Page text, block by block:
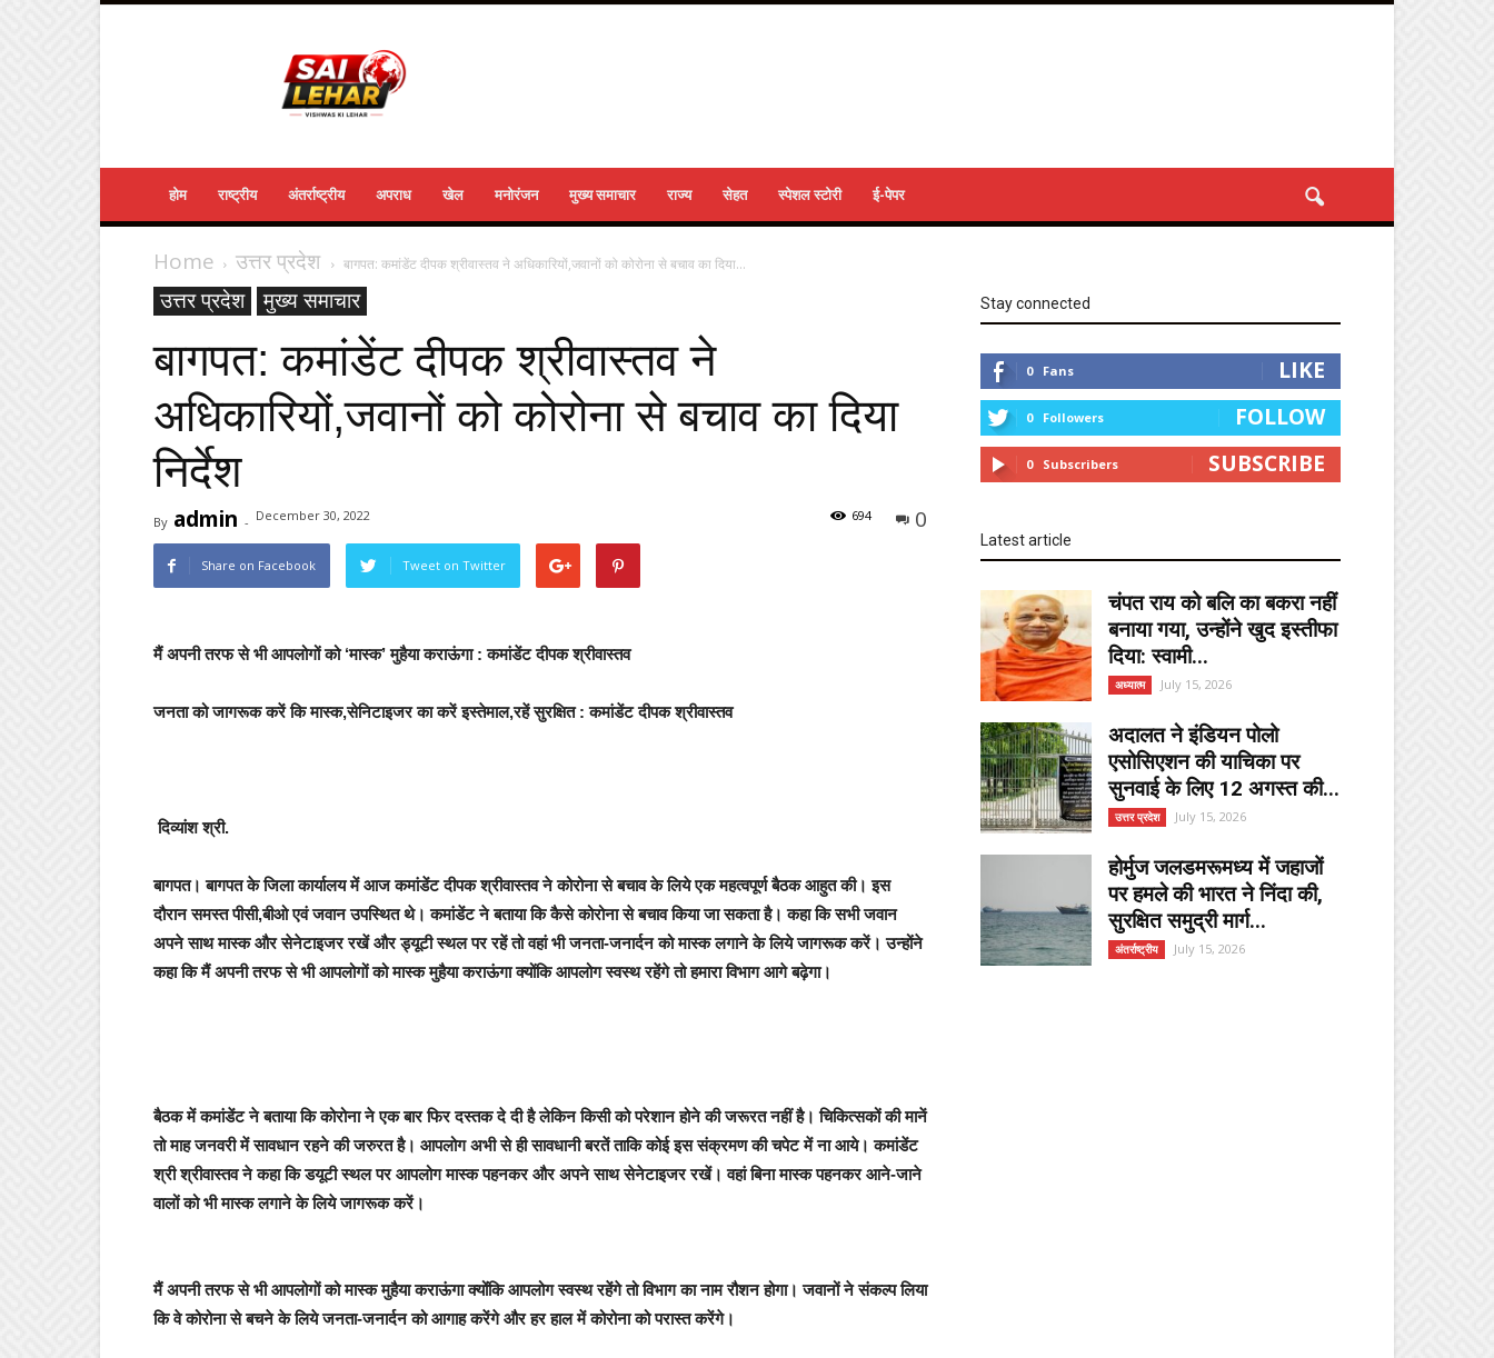
होम राष्ट्रीय अंतर्राष्ट्रीय अपराध खेल मनोरंजन मुख्य समाचार राज्य सेहत स्पेशल स्टोरी ई-पेपर
Home उत्तर प्रदेश बागपत: कमांडेंट दीपक श्रीवास्तव ने अधिकारियों,जवानों को कोरोना से बचाव का दिया...
उत्तर प्रदेश मुख्य समाचार
बागपत: कमांडेंट दीपक श्रीवास्तव ने
अधिकारियों,जवानों को कोरोना से बचाव का दिया
निर्देश
By admin - December 30, 2022 0
694
Share on Facebook Tweet on Twitter
मैं अपनी तरफ से भी आपलोगों को ‘मास्क’ मुहैया कराऊंगा : कमांडेंट दीपक श्रीवास्तव
जनता को जागरूक करें कि मास्क,सेनिटाइजर का करें इस्तेमाल,रहें सुरक्षित : कमांडेंट दीपक श्रीवास्तव
दिव्यांश श्री.
बागपत। बागपत के जिला कार्यालय में आज कमांडेंट दीपक श्रीवास्तव ने कोरोना से बचाव के लिये एक महत्वपूर्ण बैठक आहुत की। इस
दौरान समस्त पीसी,बीओ एवं जवान उपस्थित थे।कमांडेंट ने बताया कि कैसे कोरोना से बचाव किया जा सकता है। कहा कि सभी जवान
अपने साथ मास्क और सेनेटाइजर रखें और ड्यूटी स्थल पर रहें तो वहां भी जनता-जनार्दन को मास्क लगाने के लिये जागरूक करें। उन्होंने
कहा कि मैं अपनी तरफ से भी आपलोगों को मास्क मुहैया कराऊंगा क्योंकि आपलोग स्वस्थ रहेंगे तो हमारा विभाग आगे बढ़ेगा।
बैठक में कमांडेंट ने बताया कि कोरोना ने एक बार फिर दस्तक दे दी है लेकिन किसी को परेशान होने की जरूरत नहीं है। चिकित्सकों की मानें
तो माह जनवरी में सावधान रहने की जरुरत है। आपलोग अभी से ही सावधानी बरतें ताकि कोई इस संक्रमण की चपेट में ना आये। कमांडेंट
श्री श्रीवास्तव ने कहा कि डयूटी स्थल पर आपलोग मास्क पहनकर और अपने साथ सेनेटाइजर रखें। वहां बिना मास्क पहनकर आने-जाने
वालों को भी मास्क लगाने के लिये जागरूक करें।
मैं अपनी तरफ से भी आपलोगों को मास्क मुहैया कराऊंगाक्योंंकि आपलोग स्वस्थ रहेंगे तो विभाग का नाम रौशन होगा। जवानों ने संकल्प लिया
कि वे कोरोना से बचने के लिये जनता-जनार्दन को आगाह करेंगे और हर हाल में कोरोना को परास्त करेंगे।
Stay connected
0 Fans LIKE
0 Followers FOLLOW
0 Subscribers SUBSCRIBE
Latest article
चंपत राय को बलि का बकरा नहीं
बनाया गया, उन्होंने खुद इस्तीफा
दिया: स्वामी...
अध्यात्म July 15, 2026
अदालत ने इंडियन पोलो
एसोसिएशन की याचिका पर
सुनवाई के लिए 12 अगस्त की...
उत्तर प्रदेश July 15, 2026
होर्मुज जलडमरूमध्य में जहाजों
पर हमले की भारत ने निंदा की,
सुरक्षित समुद्री मार्ग...
अंतर्राष्ट्रीय July 15, 2026